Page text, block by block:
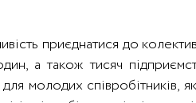
приєднатися до
а також тисяч
для молодих